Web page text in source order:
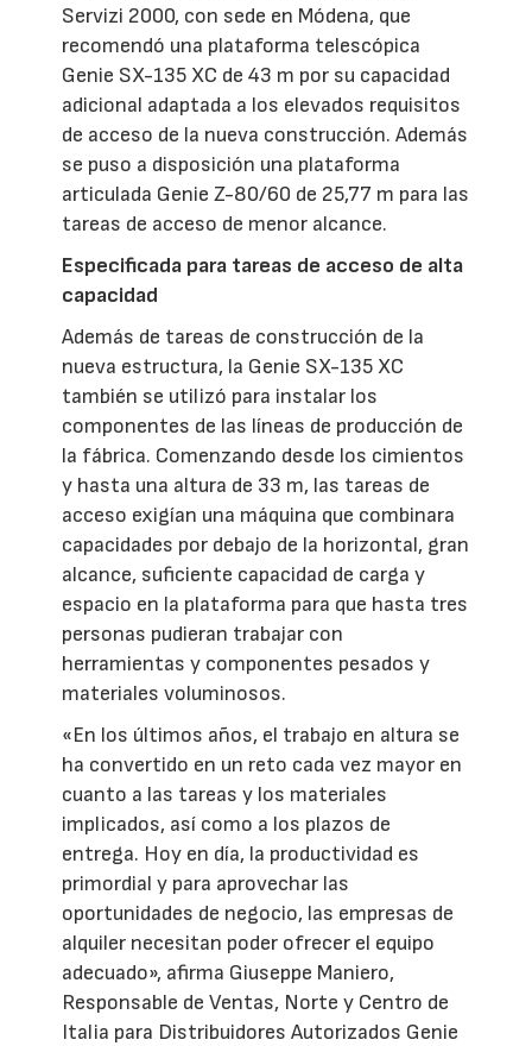
Servizi 2000, con sede en Módena, que
recomendó una plataforma telescópica
Genie SX-135 XC de 43 m por su capacidad
adicional adaptada a los elevados requisitos
de acceso de la nueva construcción. Además
se puso a disposición una plataforma
articulada Genie Z-80/60 de 25,77 m para las
tareas de acceso de menor alcance.
Especificada para tareas de acceso de alta
capacidad
Además de tareas de construcción de la
nueva estructura, la Genie SX-135 XC
también se utilizó para instalar los
componentes de las líneas de producción de
la fábrica. Comenzando desde los cimientos
y hasta una altura de 33 m, las tareas de
acceso exigían una máquina que combinara
capacidades por debajo de la horizontal, gran
alcance, suficiente capacidad de carga y
espacio en la plataforma para que hasta tres
personas pudieran trabajar con
herramientas y componentes pesados y
materiales voluminosos.
«En los últimos años, el trabajo en altura se
ha convertido en un reto cada vez mayor en
cuanto a las tareas y los materiales
implicados, así como a los plazos de
entrega. Hoy en día, la productividad es
primordial y para aprovechar las
oportunidades de negocio, las empresas de
alquiler necesitan poder ofrecer el equipo
adecuado», afirma Giuseppe Maniero,
Responsable de Ventas, Norte y Centro de
Italia para Distribuidores Autorizados Genie